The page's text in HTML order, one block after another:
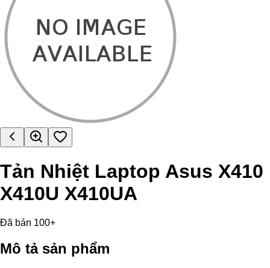
Tản Nhiệt Laptop Asus X410
X410U X410UA
Đã bán 100+
Mô tả sản phẩm